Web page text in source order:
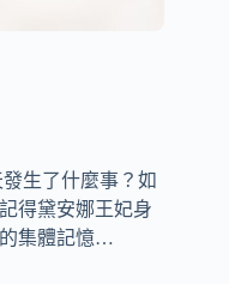
生了什麼事？如
得黛安娜王妃身
集體記憶…